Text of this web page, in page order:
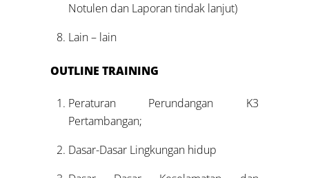
Notulen dan Laporan tindak lanjut)
Lain – lain
OUTLINE TRAINING
Peraturan Perundangan K3
Pertambangan;
Dasar-Dasar Lingkungan hidup